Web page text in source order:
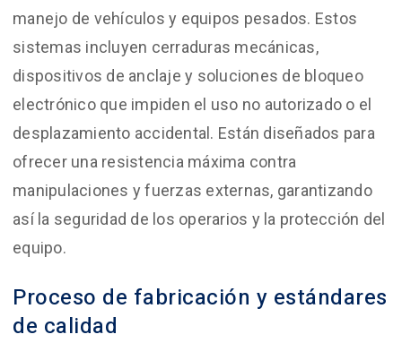
manejo de vehículos y equipos pesados. Estos
sistemas incluyen cerraduras mecánicas,
dispositivos de anclaje y soluciones de bloqueo
electrónico que impiden el uso no autorizado o el
desplazamiento accidental. Están diseñados para
ofrecer una resistencia máxima contra
manipulaciones y fuerzas externas, garantizando
así la seguridad de los operarios y la protección del
equipo.
Proceso de fabricación y estándares
de calidad